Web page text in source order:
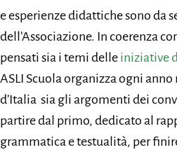
e esperienze didattiche sono da
dell’Associazione. In coerenza
pensati sia i temi delle iniziative
ASLI Scuola organizza ogni
d’Italia sia gli argomenti dei
partire dal primo, dedicato al
grammatica e testualità, per